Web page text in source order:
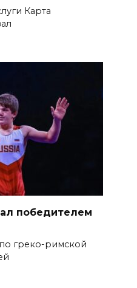
Карта
победителем
греко-римской